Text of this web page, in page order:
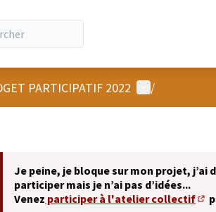
PARTICIPATIF 2022 Menu utilisateur
/
Je peine, je bloque sur mon projet, j’ai
participer mais je n’ai pas d’idées...
Venez participer à l'atelier collectif